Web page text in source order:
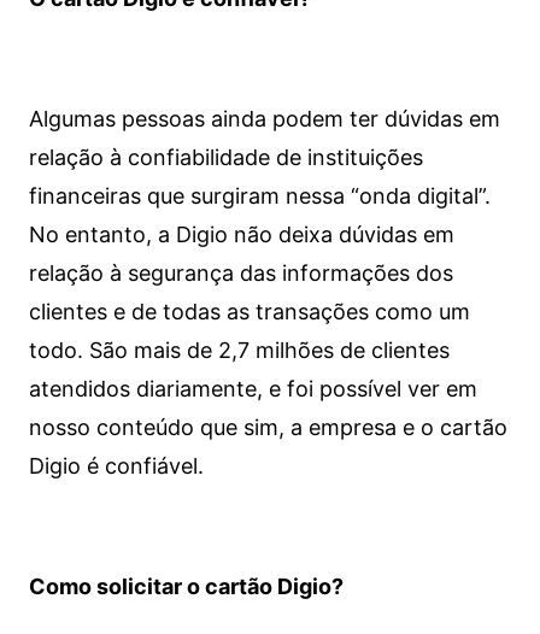
Algumas pessoas ainda podem ter dúvidas em
relação à confiabilidade de instituições
financeiras que surgiram nessa “onda digital”.
No entanto, a Digio não deixa dúvidas em
relação à segurança das informações dos
clientes e de todas as transações como um
todo. São mais de 2,7 milhões de clientes
atendidos diariamente, e foi possível ver em
nosso conteúdo que sim, a empresa e o cartão
Digio é confiável.
Como solicitar o cartão Digio?